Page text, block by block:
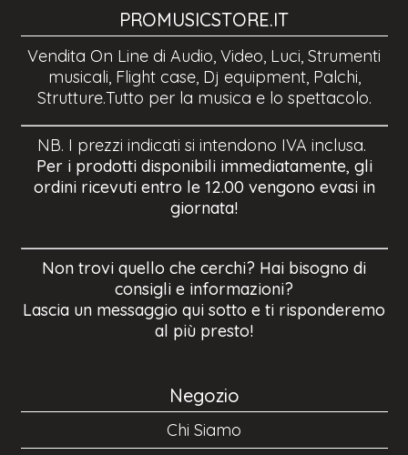
PROMUSICSTORE.IT
Vendita On Line di Audio, Video, Luci, Strumenti
musicali, Flight case, Dj equipment, Palchi,
Strutture.Tutto per la musica e lo spettacolo.
NB. I prezzi indicati si intendono IVA inclusa.
Per i prodotti disponibili immediatamente, gli
ordini ricevuti entro le 12.00 vengono evasi in
giornata!
Non trovi quello che cerchi? Hai bisogno di
consigli e informazioni?
Lascia un messaggio qui sotto e ti risponderemo
al più presto!
Negozio
Chi Siamo